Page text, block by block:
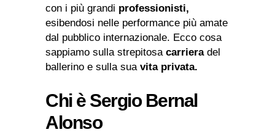
con i più grandi professionisti,
esibendosi nelle performance più amate
dal pubblico internazionale. Ecco cosa
sappiamo sulla strepitosa carrieradel
ballerino e sulla sua vita privata.
Chi è Sergio Bernal
Alonso